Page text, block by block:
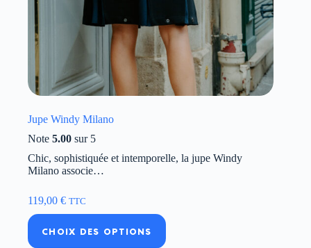
Jupe Windy Milano
Note 5.00 sur 5
Chic, sophistiquée et intemporelle, la jupe Windy
Milano associe…
119,00 € TTC
CHOIX DES OPTIONS
Ce
produit
a